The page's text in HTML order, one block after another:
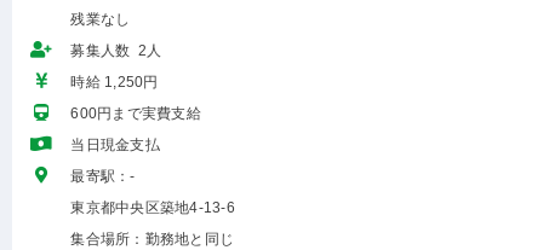
残業なし
募集人数 2人
時給 1,250円
600円まで実費支給
当日現金支払
最寄駅：-
東京都中央区築地4-13-6
集合場所：勤務地と同じ